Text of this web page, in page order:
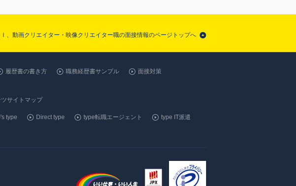
、動画クリエイター・映像クリエイター職の面接情報のページトップへ
履歴書の書き方 職務経歴書サンプル
面接対策
ツサイトマップ
type Direct type type転職エージェント
type IT派遣